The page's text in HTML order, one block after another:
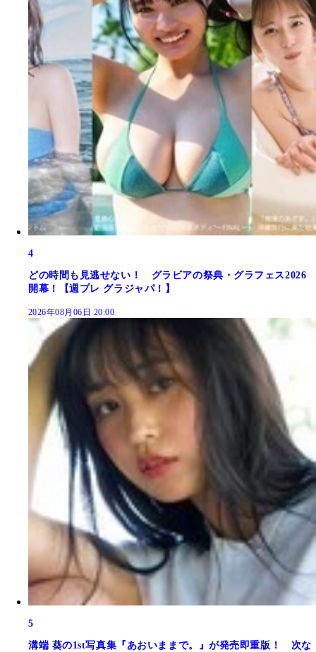
4
どの時間も見逃せない！ グラビアの祭典・グラフェス2026
開幕！【週プレ グラジャパ！】
2026年08月06日 20:00
5
溝端 葵の1st写真集『あおいままで。』が発売即重版！ 次な